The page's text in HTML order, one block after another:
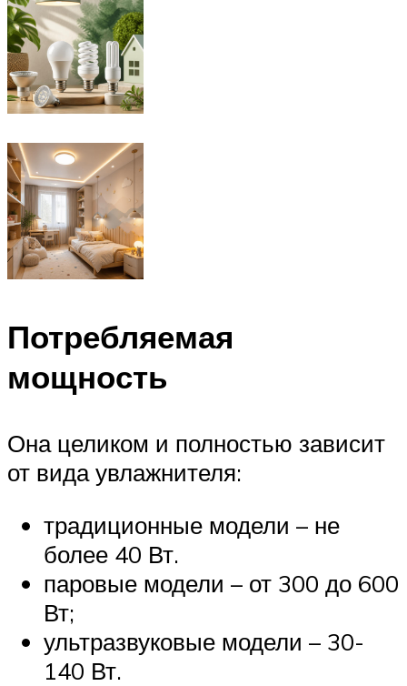
Потребляемая
мощность
Она целиком и полностью зависит
от вида увлажнителя:
традиционные модели – не
более 40 Вт.
паровые модели – от 300 до 600
Вт;
ультразвуковые модели – 30-
140 Вт.